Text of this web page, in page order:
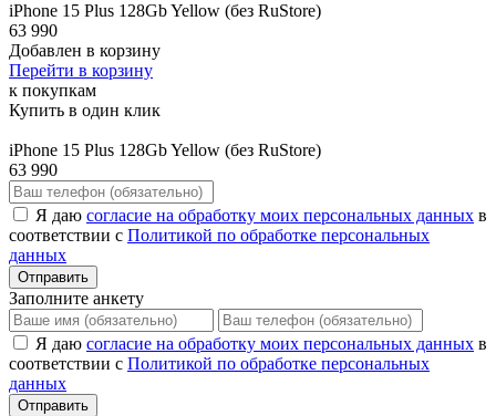
iPhone 15 Plus 128Gb Yellow (без RuStore)
63 990
Добавлен в корзину
Перейти в корзину
к покупкам
Купить в один клик
iPhone 15 Plus 128Gb Yellow (без RuStore)
63 990
Я даю согласие на обработку моих персональных данных в
соответствии с Политикой по обработке персональных
данных
Отправить
Заполните анкету
Я даю согласие на обработку моих персональных данных в
соответствии с Политикой по обработке персональных
данных
Отправить